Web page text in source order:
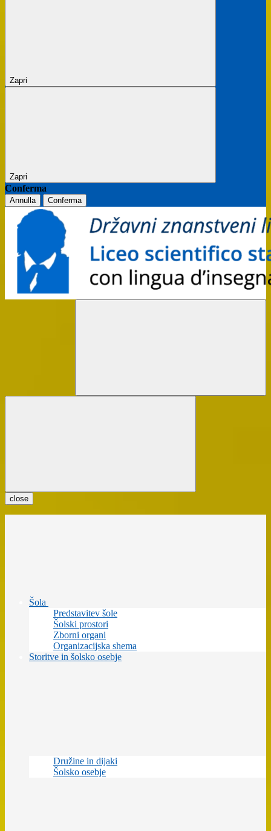
Zapri
Zapri
Conferma
Annulla Conferma
close
Šola
Predstavitev šole
Šolski prostori
Zborni organi
Organizacijska shema
Storitve in šolsko osebje
Družine in dijaki
Šolsko osebje